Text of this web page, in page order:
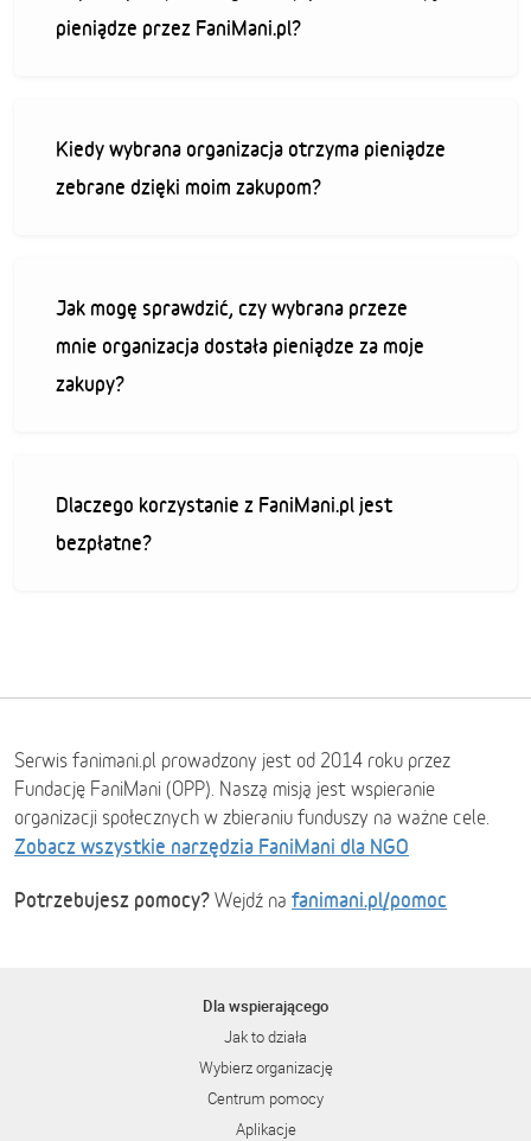
pieniądze przez FaniMani.pl?
Kiedy wybrana organizacja otrzyma pieniądze
zebrane dzięki moim zakupom?
Jak mogę sprawdzić, czy wybrana przeze
mnie organizacja dostała pieniądze za moje
zakupy?
Dlaczego korzystanie z FaniMani.pl jest
bezpłatne?
Serwis fanimani.pl prowadzony jest od 2014 roku przez
Fundację FaniMani (OPP). Naszą misją jest wspieranie
organizacji społecznych w zbieraniu funduszy na ważne cele.
Zobacz wszystkie narzędzia FaniMani dla NGO
Potrzebujesz pomocy? Wejdź na fanimani.pl/pomoc
Dla wspierającego
Jak to działa
Wybierz organizację
Centrum pomocy
Aplikacje